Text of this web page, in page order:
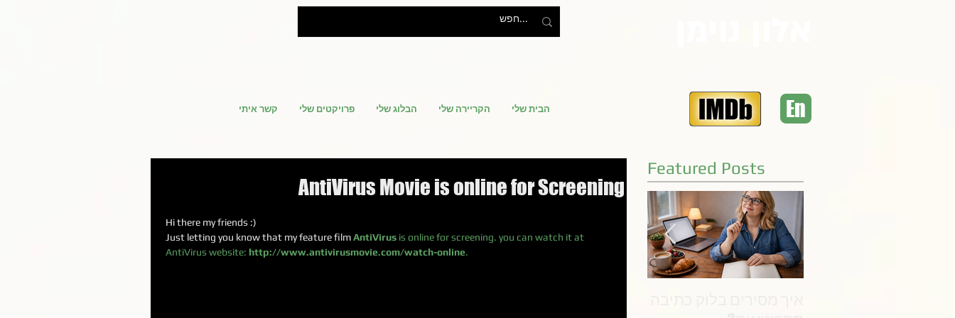
קשר איתי פרויקטים שלי הבלוג שלי הקריירה שלי הבית שלי En
AntiVirus Movie is online for Screening
Hi there my friends :)
Just letting you know that my feature film AntiVirus is online for screening. you can watch it at
AntiVirus website: http://www.antivirusmovie.com/watch-online.
Featured Posts